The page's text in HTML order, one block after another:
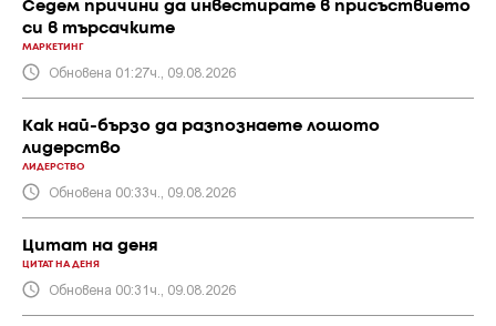
Седем причини да инвестирате в присъствието
си в търсачките
МАРКЕТИНГ
Обновена 01:27ч., 09.08.2026
Как най-бързо да разпознаете лошото
лидерство
ЛИДЕРСТВО
Обновена 00:33ч., 09.08.2026
Цитат на деня
ЦИТАТ НА ДЕНЯ
Обновена 00:31ч., 09.08.2026